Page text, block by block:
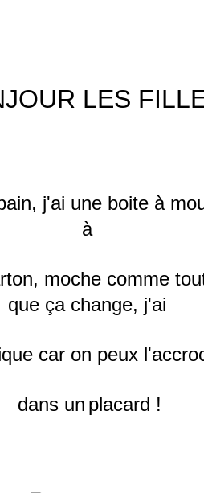
LES
j'ai une boite à
à
moche comme
que ça change, j'ai
car on peux
dans un placard !